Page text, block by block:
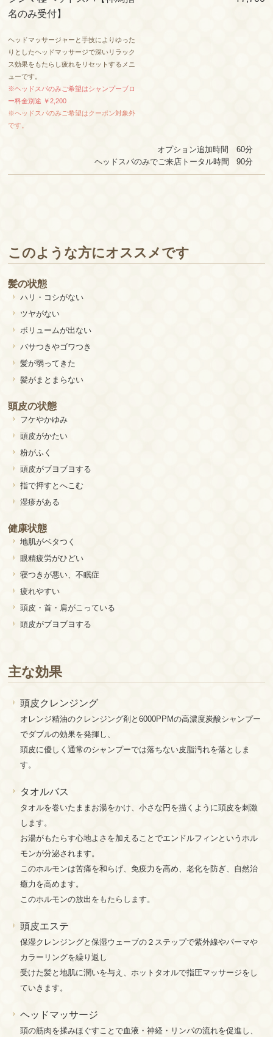
名のみ受付】
ヘッドマッサージャーと手技によりゆった
りとしたヘッドマッサージで深いリラック
ス効果をもたらし疲れをリセットするメニ
ューです。
※ヘッドスパのみご希望はシャンプーブロ
ー料金別途 ￥2,200
※ヘッドスパのみご希望はクーポン対象外
です。
オプション追加時間 60分
ヘッドスパのみでご来店トータル時間 90分
このような方にオススメです
髪の状態
ハリ・コシがない
ツヤがない
ボリュームが出ない
バサつきやゴワつき
髪が弱ってきた
髪がまとまらない
頭皮の状態
フケやかゆみ
頭皮がかたい
粉がふく
頭皮がブヨブヨする
指で押すとへこむ
湿疹がある
健康状態
地肌がベタつく
眼精疲労がひどい
寝つきが悪い、不眠症
疲れやすい
頭皮・首・肩がこっている
頭皮がブヨブヨする
主な効果
頭皮クレンジング
オレンジ精油のクレンジング剤と6000PPMの高濃度炭酸シャンプー
でダブルの効果を発揮し、
頭皮に優しく通常のシャンプーでは落ちない皮脂汚れを落としま
す。
タオルバス
タオルを巻いたままお湯をかけ、小さな円を描くように頭皮を刺激
します。
お湯がもたらす心地よさを加えることでエンドルフィンというホル
モンが分泌されます。
このホルモンは苦痛を和らげ、免疫力を高め、老化を防ぎ、自然治
癒力を高めます。
このホルモンの放出をもたらします。
頭皮エステ
保湿クレンジングと保湿ウェーブの２ステップで紫外線やパーマや
カラーリングを繰り返し
受けた髪と地肌に潤いを与え、ホットタオルで指圧マッサージをし
ていきます。
ヘッドマッサージ
頭の筋肉を揉みほぐすことで血液・神経・リンパの流れを促進し、